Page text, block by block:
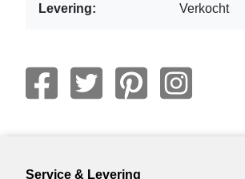
Levering: Verkocht
Service & Levering